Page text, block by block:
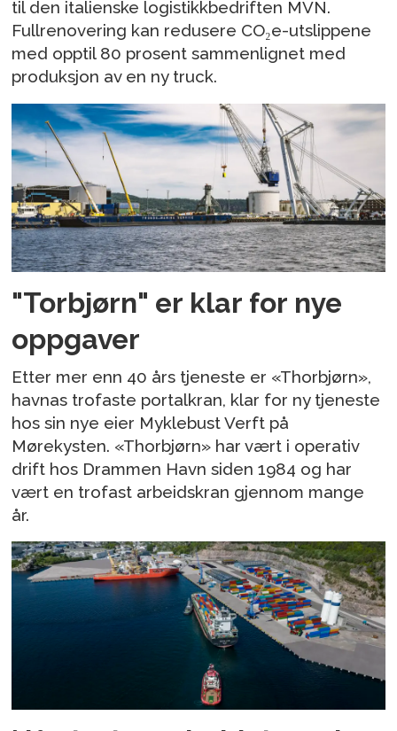
til den italienske logistikkbedriften MVN.
Fullrenovering kan redusere CO₂e-utslippene
med opptil 80 prosent sammenlignet med
produksjon av en ny truck.
"Torbjørn" er klar for nye
oppgaver
Etter mer enn 40 års tjeneste er «Thorbjørn»,
havnas trofaste portalkran, klar for ny tjeneste
hos sin nye eier Myklebust Verft på
Mørekysten. «Thorbjørn» har vært i operativ
drift hos Drammen Havn siden 1984 og har
vært en trofast arbeidskran gjennom mange
år.